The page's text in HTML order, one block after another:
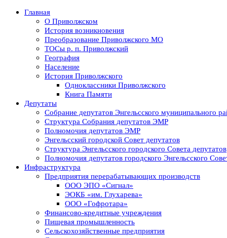
Главная
О Приволжском
История возникновения
Преобразование Приволжского МО
ТОСы р. п. Приволжский
География
Население
История Приволжского
Одноклассники Приволжского
Книга Памяти
Депутаты
Собрание депутатов Энгельсского муниципального
Структура Собрания депутатов ЭМР
Полномочия депутатов ЭМР
Энгельсский городской Совет депутатов
Структура Энгельсского городского Совета депутатов
Полномочия депутатов городского Энгельсского
Инфраструктура
Предприятия перерабатывающих производств
ООО ЭПО «Сигнал»
ЭОКБ «им. Глухарева»
ООО «Гофротара»
Финансово-кредитные учреждения
Пищевая промышленность
Сельскохозяйственные предприятия